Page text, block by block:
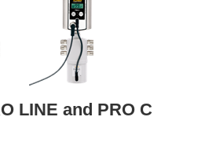
LINE and PRO C